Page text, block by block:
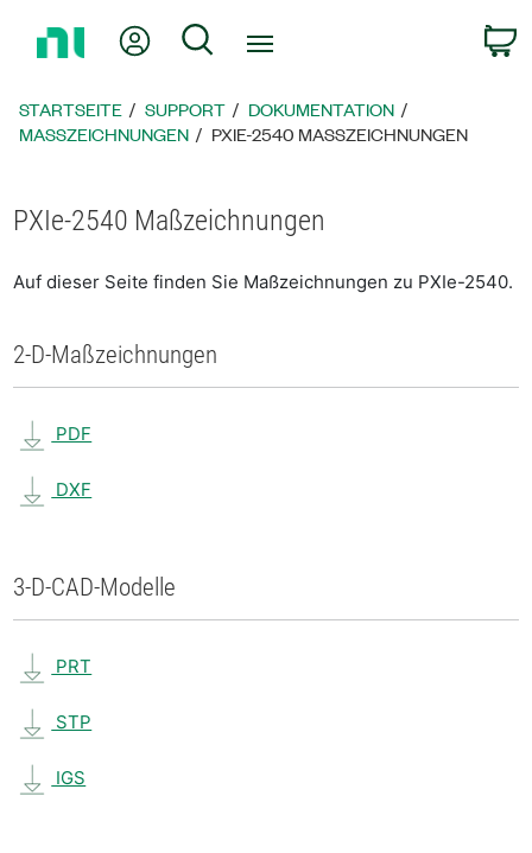
zur
Mein KontoSuche
STARTSEITE SUPPORT
DOKUMENTATION
MASSZEICHNUNGEN
PXIE-2540 MASSZEICHNUNGEN
PXIe-2540 Maßzeichnungen
Auf dieser Seite finden Sie Maßzeichnungen zu PXIe-2540.
2-D-Maßzeichnungen
PDF
DXF
3-D-CAD-Modelle
PRT
STP
IGS